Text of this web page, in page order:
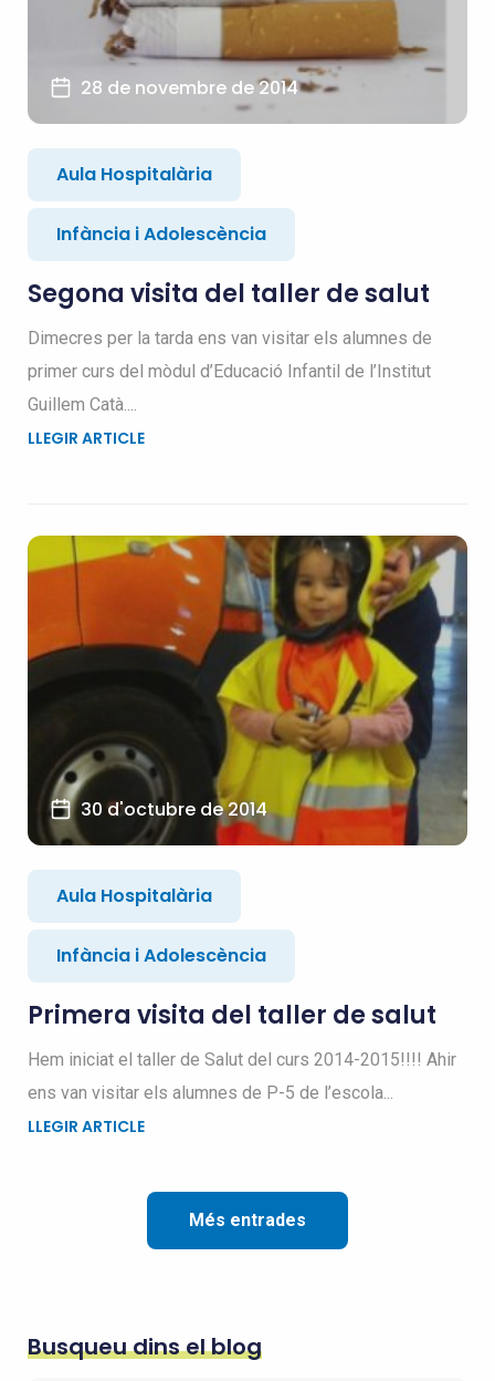
28 de novembre de 2014
Aula Hospitalària
Infància i Adolescència
Segona visita del taller de salut
Dimecres per la tarda ens van visitar els alumnes de
primer curs del mòdul d’Educació Infantil de l’Institut
Guillem Catà....
LLEGIR ARTICLE
30 d'octubre de 2014
Aula Hospitalària
Infància i Adolescència
Primera visita del taller de salut
Hem iniciat el taller de Salut del curs 2014-2015!!!! Ahir
ens van visitar els alumnes de P-5 de l’escola...
LLEGIR ARTICLE
Més entrades
Busqueu dins el blog